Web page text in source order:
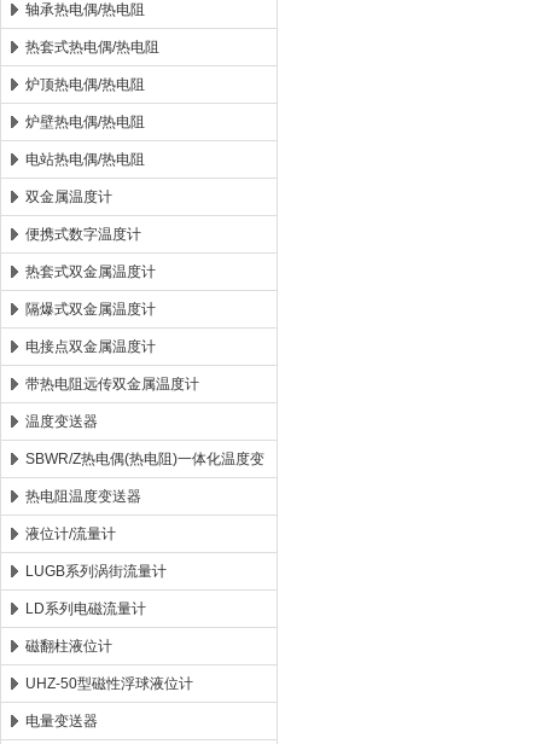
轴承热电偶/热电阻
热套式热电偶/热电阻
炉顶热电偶/热电阻
炉壁热电偶/热电阻
电站热电偶/热电阻
双金属温度计
便携式数字温度计
热套式双金属温度计
隔爆式双金属温度计
电接点双金属温度计
带热电阻远传双金属温度计
温度变送器
SBWR/Z热电偶(热电阻)一体化温度变
送器
热电阻温度变送器
液位计/流量计
LUGB系列涡街流量计
LD系列电磁流量计
磁翻柱液位计
UHZ-50型磁性浮球液位计
电量变送器